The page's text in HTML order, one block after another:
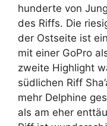
hunderte von
des Riffs. Die
der Ostseite ist
mit einer GoPro
zweite Highlight
südlichen Riff
mehr Delphine
als am eher